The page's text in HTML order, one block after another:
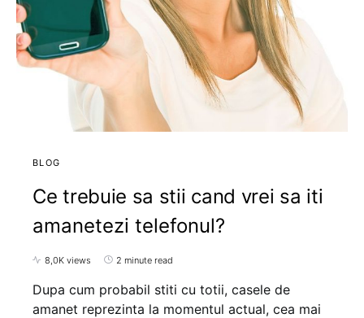
BLOG
Ce trebuie sa stii cand vrei sa iti
amanetezi telefonul?
8,0K views 2 minute read
Dupa cum probabil stiti cu totii, casele de
amanet reprezinta la momentul actual, cea mai